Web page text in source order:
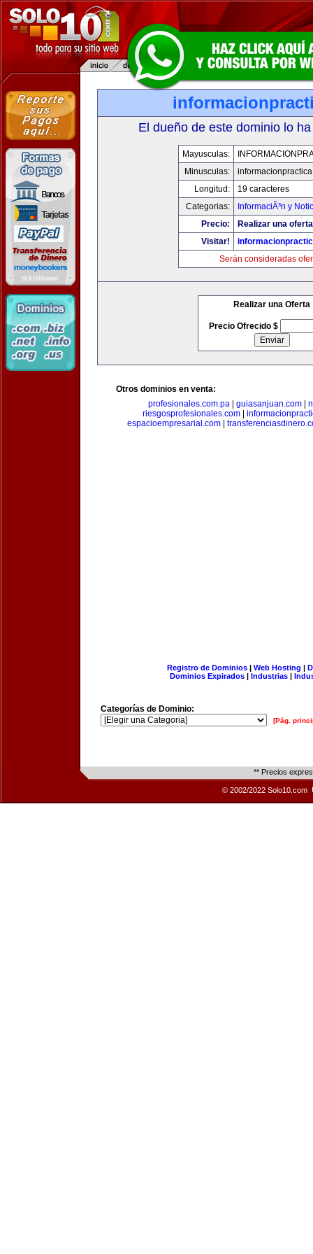
El dueño de este dominio lo
Mayusculas:
Minusculas:
Longitud:
19 caracteres
Categorias:
InformaciÃ³n y
Precio:
Realizar una
Visitar!
Serán consideradas
Realizar una Oferta
Precio Ofrecido $
Otros dominios en venta:
profesionales.com.pa
guiasanjuan.com
riesgosprofesionales.com
espacioempresarial.com
Registro de Dominios| Web Hosting |
Dominios Expirados | Industrias |
Categorías de Dominio:
[Pág.
** Precios
© 2002/2022 Solo10.com